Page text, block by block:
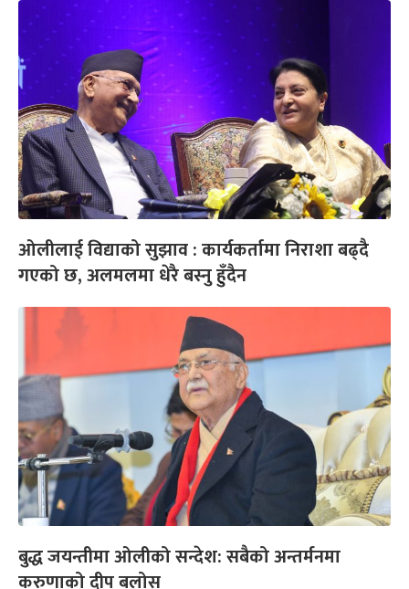
ओलीलाई विद्याको सुझाव : कार्यकर्तामा निराशा बढ्दै
गएको छ, अलमलमा धेरै बस्नु हुँदैन
बुद्ध जयन्तीमा ओलीको सन्देश: सबैको अन्तर्मनमा
करुणाको दीप बलोस्